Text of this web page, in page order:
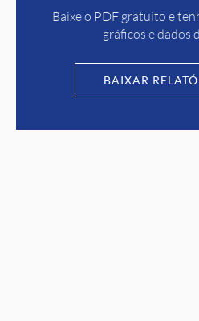
Baixe o PDF gratuito e
gráficos e dados
BAIXAR